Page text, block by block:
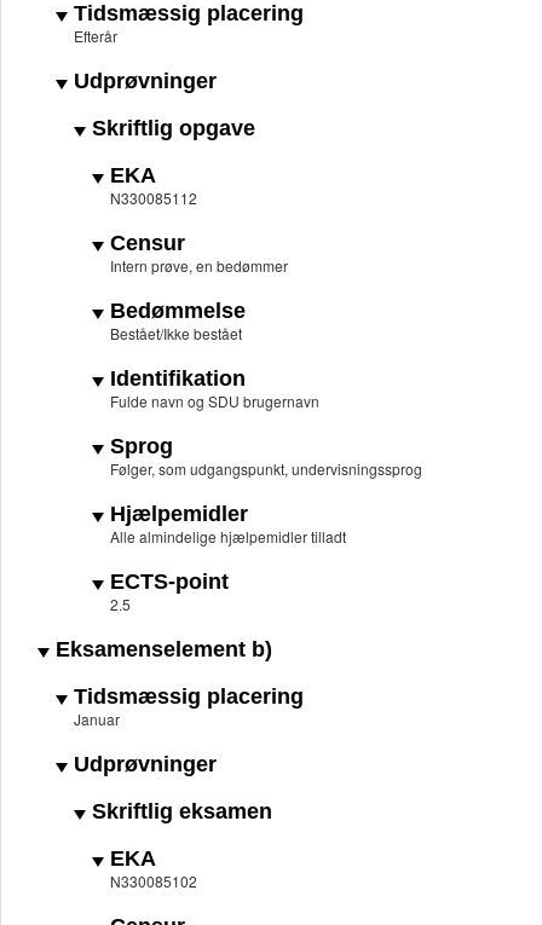
Tidsmæssig placering
Efterår
Udprøvninger
Skriftlig opgave
EKA
N330085112
Censur
Intern prøve, en bedømmer
Bedømmelse
Bestået/Ikke bestået
Identifikation
Fulde navn og SDU brugernavn
Sprog
Følger, som udgangspunkt, undervisningssprog
Hjælpemidler
Alle almindelige hjælpemidler tilladt
ECTS-point
2.5
Eksamenselement b)
Tidsmæssig placering
Januar
Udprøvninger
Skriftlig eksamen
EKA
N330085102